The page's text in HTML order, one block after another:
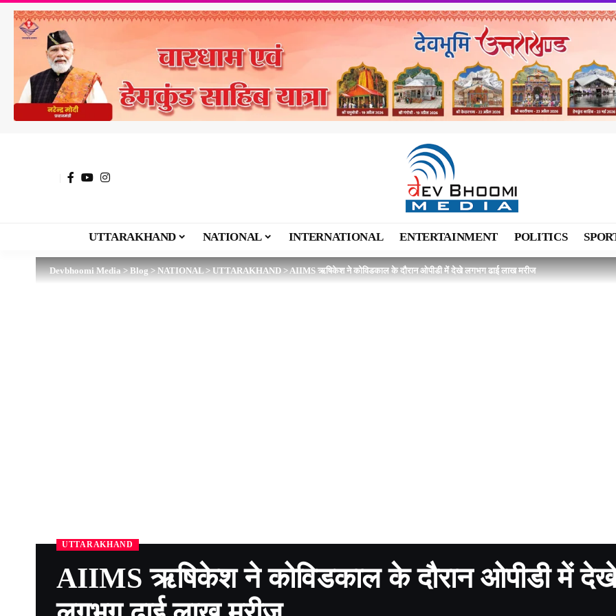
UTTARAKHAND NATIONAL INTERNATIONAL ENTERTAINMENT POLITICS
Devbhoomi Media>Blog>NATIONAL>UTTARAKHAND>AIIMS ऋषिकेश ने कोविडकाल के दौरान ओपीडी में देखे लगभग ढाई लाख मरीज
UTTARAKHAND
AIIMS ऋषिकेश ने कोविडकाल के दौरान ओपीडी में